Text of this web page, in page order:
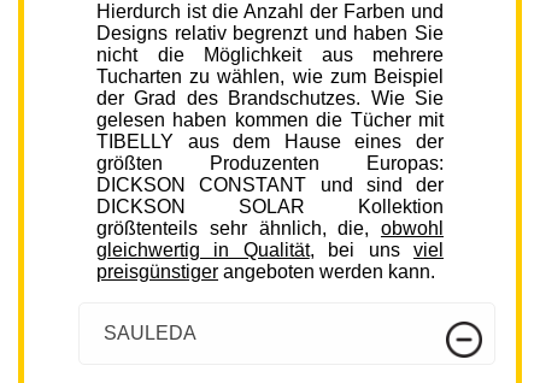
Hierdurch ist die Anzahl der Farben und
Designs relativ begrenzt und haben Sie
nicht die Möglichkeit aus mehrere
Tucharten zu wählen, wie zum Beispiel
der Grad des Brandschutzes. Wie Sie
gelesen haben kommen die Tücher mit
TIBELLY aus dem Hause eines der
größten Produzenten Europas:
DICKSON CONSTANT und sind der
DICKSON SOLAR Kollektion
größtenteils sehr ähnlich, die, obwohl
gleichwertig in Qualität, bei unsviel
preisgünstiger angeboten werden kann.
SAULEDA